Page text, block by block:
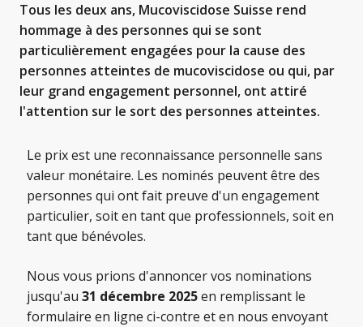
Tous les deux ans, Mucoviscidose Suisse rend
hommage à des personnes qui se sont
particulièrement engagées pour la cause des
personnes atteintes de mucoviscidose ou qui, par
leur grand engagement personnel, ont attiré
l'attention sur le sort des personnes atteintes.
Le prix est une reconnaissance personnelle sans
valeur monétaire. Les nominés peuvent être des
personnes qui ont fait preuve d'un engagement
particulier, soit en tant que professionnels, soit en
tant que bénévoles.
Nous vous prions d'annoncer vos nominations
jusqu'au 31 décembre 2025en remplissant le
formulaire en ligne ci-contre et en nous envoyant